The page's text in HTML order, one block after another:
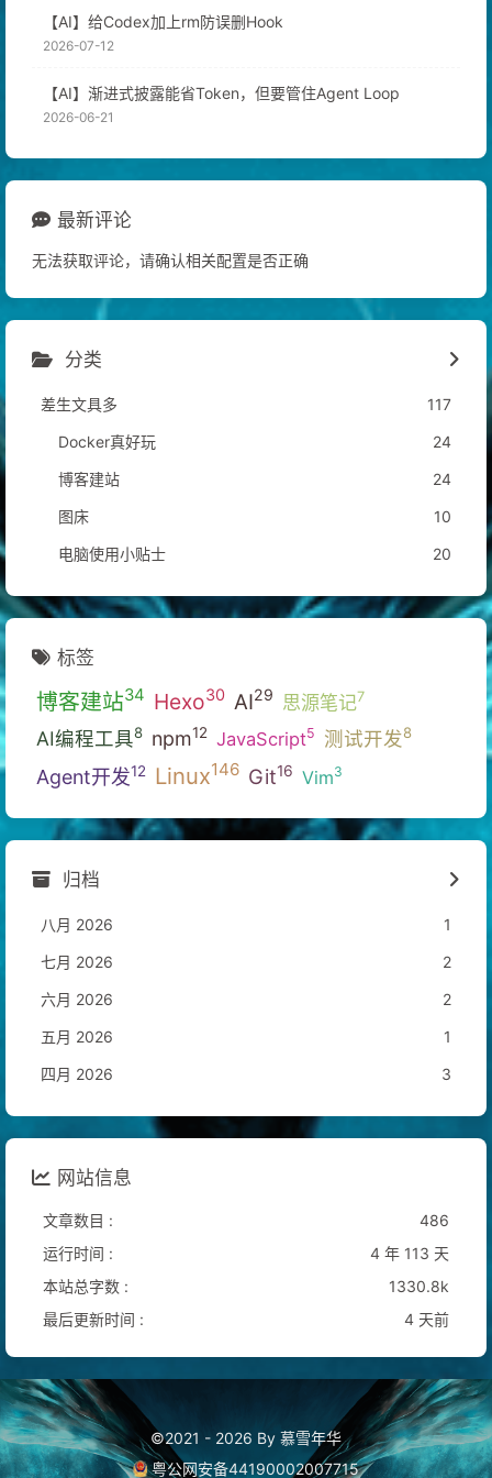
【AI】给Codex加上rm防误删Hook
2026-07-12
【AI】渐进式披露能省Token，但要管住Agent Loop
2026-06-21
最新评论
无法获取评论，请确认相关配置是否正确
分类
差生文具多
117
Docker真好玩
24
博客建站
24
图床
10
电脑使用小贴士
20
标签
博客建站34 Hexo30 AI29 思源笔记7
AI编程工具8 npm12 JavaScript5 测试开发8
Agent开发12 Linux146 Git16 Vim3
归档
八月 2026
1
七月 2026
2
六月 2026
2
五月 2026
1
四月 2026
3
网站信息
文章数目 :
486
运行时间 :
4 年 113 天
本站总字数 :
1330.8k
最后更新时间 :
4 天前
©2021 - 2026 By 慕雪年华
粤公网安备44190002007715